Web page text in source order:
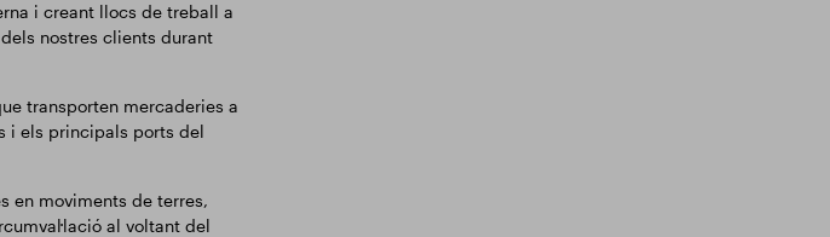
i creant llocs de treball a
nostres clients durant
transporten mercaderies a
i els principals ports del
en moviments de terres,
al voltant del